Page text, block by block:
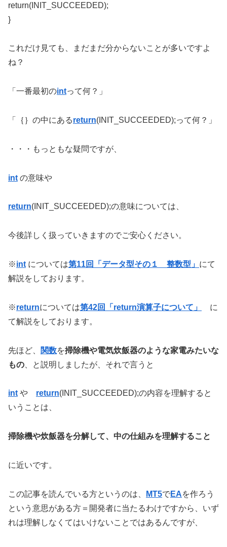
return(INIT_SUCCEEDED);
}
これだけ見ても、まだまだ分からないことが多いですよ
ね？
「一番最初のintって何？」
「｛｝の中にあるreturn(INIT_SUCCEEDED);って何？」
・・・もっともな疑問ですが、
int の意味や
return(INIT_SUCCEEDED);の意味については、
今後詳しく扱っていきますのでご安心ください。
※int については第11回「データ型その１ 整数型」 にて
解説をしております。
※returnについては第42回「return演算子について」
に
て解説をしております。
先ほど、 関数を掃除機や電気炊飯器のような家電みたいな
もの 、と説明しましたが、それで言うと
int や return(INIT_SUCCEEDED);の内容を理解すると
いうことは、
掃除機や炊飯器を分解して、中の仕組みを理解すること
に近いです。
この記事を読んでいる方というのは、 MT5でEAを作ろう
という意思がある方＝開発者に当たるわけですから、いず
れは理解しなくてはいけないことではあるんですが、